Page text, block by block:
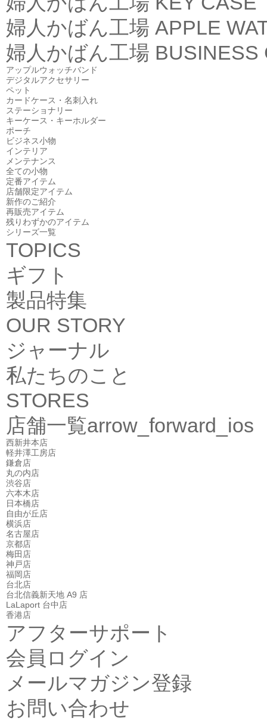
婦人かばん工場 APPLE
婦人かばん工場 BUSINESS
アップルウォッチバンド
デジタルアクセサリー
ペット
カードケース・名刺入れ
ステーショナリー
キーケース・キーホルダー
ポーチ
ビジネス小物
インテリア
メンテナンス
全ての小物
定番アイテム
店舗限定アイテム
新作のご紹介
再販売アイテム
残りわずかのアイテム
シリーズ一覧
TOPICS
ギフト
製品特集
OUR STORY
ジャーナル
私たちのこと
STORES
店舗一覧arrow_forward_ios
西新井本店
軽井澤工房店
鎌倉店
丸の内店
渋谷店
六本木店
日本橋店
自由が丘店
横浜店
名古屋店
京都店
梅田店
神戸店
福岡店
台北店
台北信義新天地 A9 店
LaLaport 台中店
香港店
アフターサポート
会員ログイン
メールマガジン登録
お問い合わせ